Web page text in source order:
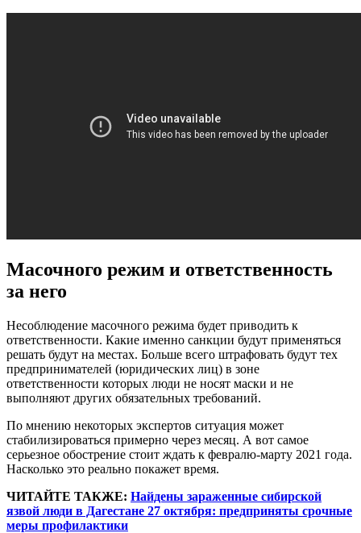
Масочного режим и ответственность
за него
Несоблюдение масочного режима будет приводить к
ответственности. Какие именно санкции будут применяться
решать будут на местах. Больше всего штрафовать будут тех
предпринимателей (юридических лиц) в зоне
ответственности которых люди не носят маски и не
выполняют других обязательных требований.
По мнению некоторых экспертов ситуация может
стабилизироваться примерно через месяц. А вот самое
серьезное обострение стоит ждать к февралю-марту 2021 года.
Насколько это реально покажет время.
ЧИТАЙТЕ ТАКЖЕ: Найдены зараженные сибирской
язвой люди в Дагестане 27 октября: предприняты срочные
меры профилактики